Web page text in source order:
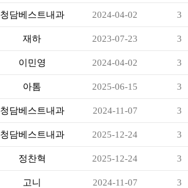
청담베스트내과 2024-04-02 3
재하 2023-07-23 3
이민영 2024-04-02 3
아톰 2025-06-15 3
청담베스트내과 2024-11-07 3
청담베스트내과 2025-12-24 3
정찬혁 2025-12-24 3
고니 2024-11-07 3